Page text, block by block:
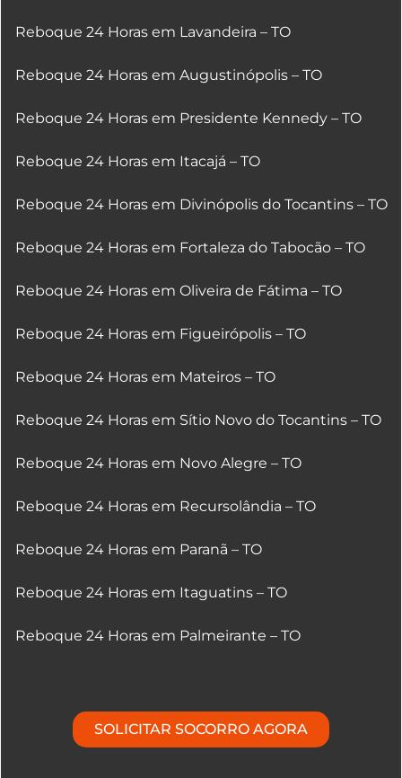
Reboque 24 Horas em Lavandeira – TO
Reboque 24 Horas em Augustinópolis – TO
Reboque 24 Horas em Presidente Kennedy – TO
Reboque 24 Horas em Itacajá – TO
Reboque 24 Horas em Divinópolis do Tocantins – TO
Reboque 24 Horas em Fortaleza do Tabocão – TO
Reboque 24 Horas em Oliveira de Fátima – TO
Reboque 24 Horas em Figueirópolis – TO
Reboque 24 Horas em Mateiros – TO
Reboque 24 Horas em Sítio Novo do Tocantins – TO
Reboque 24 Horas em Novo Alegre – TO
Reboque 24 Horas em Recursolândia – TO
Reboque 24 Horas em Paranã – TO
Reboque 24 Horas em Itaguatins – TO
Reboque 24 Horas em Palmeirante – TO
SOLICITAR SOCORRO AGORA